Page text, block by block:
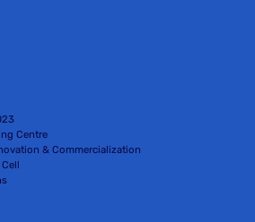
Centre
& Commercialization